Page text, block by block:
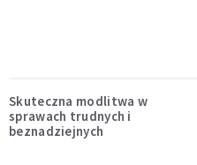
Skuteczna modlitwa w
sprawach trudnych i
beznadziejnych